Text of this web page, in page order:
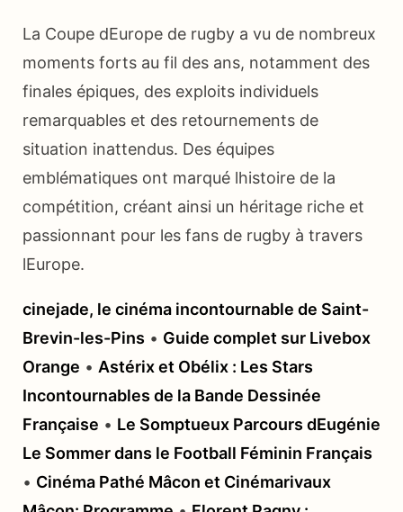
La Coupe dEurope de rugby a vu de nombreux
moments forts au fil des ans, notamment des
finales épiques, des exploits individuels
remarquables et des retournements de
situation inattendus. Des équipes
emblématiques ont marqué lhistoire de la
compétition, créant ainsi un héritage riche et
passionnant pour les fans de rugby à travers
lEurope.
cinejade, le cinéma incontournable de Saint-
Brevin-les-Pins • Guide complet sur Livebox
Orange • Astérix et Obélix : Les Stars
Incontournables de la Bande Dessinée
Française • Le Somptueux Parcours dEugénie
Le Sommer dans le Football Féminin Français
• Cinéma Pathé Mâcon et Cinémarivaux